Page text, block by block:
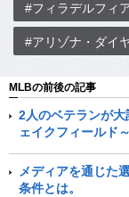
#フィラデルフィ
#アリゾナ・ダイ
MLBの前後の記事
2人のベテランが
ェイクフィールド～
メディアを通じた
条件とは。